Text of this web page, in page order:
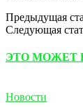
Предыдущая
Следующая
ЭТО МОЖЕТ
Новости